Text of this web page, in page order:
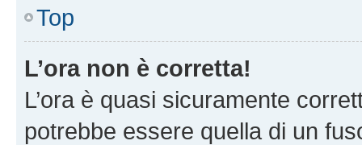
Top
L’ora non è corretta!
L’ora è quasi sicuramente
potrebbe essere quella di un